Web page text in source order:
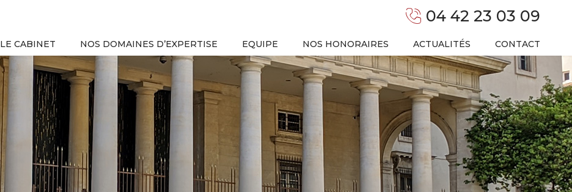
04 42 23 03 09
LE CABINET NOS DOMAINES D’EXPERTISE EQUIPE NOS HONORAIRES ACTUALITÉS CONTACT